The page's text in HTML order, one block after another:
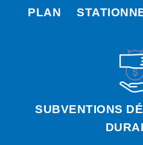
PLAN
SUBVENTIONS